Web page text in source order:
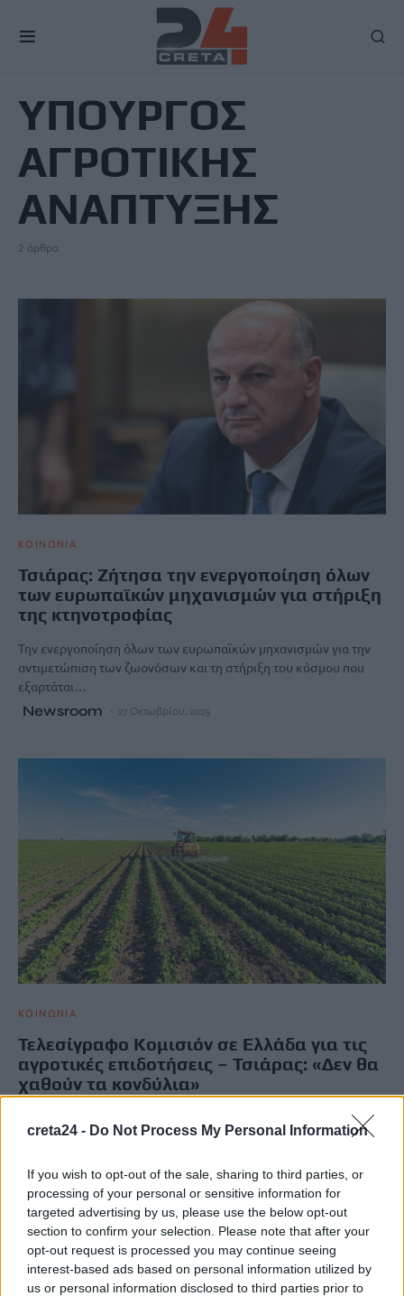
creta24 - Do Not Process My Personal Information
If you wish to opt-out of the sale, sharing to third parties, or
processing of your personal or sensitive information for
targeted advertising by us, please use the below opt-out
section to confirm your selection. Please note that after your
opt-out request is processed you may continue seeing
interest-based ads based on personal information utilized by
us or personal information disclosed to third parties prior to
ΥΠΟΥΡΓΟΣ
ΑΓΡΟΤΙΚΗΣ
ΑΝΑΠΤΥΞΗΣ
2 άρθρα
ΚΟΙΝΩΝΙΑ
Τσιάρας: Ζήτησα την ενεργοποίηση όλων
των ευρωπαϊκών μηχανισμών για στήριξη
της κτηνοτροφίας
Την ενεργοποίηση όλων των ευρωπαϊκών μηχανισμών για την
αντιμετώπιση των ζωονόσων και τη στήριξη του κόσμου που
εξαρτάται…
Newsroom 27 Οκτωβρίου, 2025
ΚΟΙΝΩΝΙΑ
Τελεσίγραφο Κομισιόν σε Ελλάδα για τις
αγροτικές επιδοτήσεις – Τσιάρας: «Δεν θα
χαθούν τα κονδύλια»
Τον κίνδυνο διακοπής πληρωμών έθεσε η Γενική Διεύθυνση
Γεωργίας και Αγροτικής Ανάπτυξης της Ευρωπαϊκής
Newsroom 18 Σεπτεμβρίου, 2025
ΡΟΗ ΕΙΔΗΣΕΩΝ
«Θεριακλήδες» οι Έλληνες – Πάνω από 1 στους 5 καπνίζει